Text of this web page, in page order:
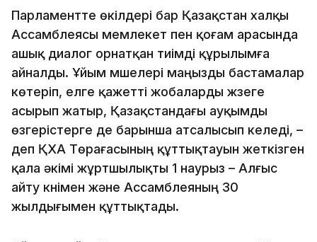
Парламентте өкілдері бар Қазақстан халқы
Ассамблеясы мемлекет пен қоғам арасында
ашық диалог орнатқан тиімді құрылымға
айналды. Ұйым мүшелері маңызды бастамалар
көтеріп, елге қажетті жобаларды жүзеге
асырып жатыр, Қазақстандағы ауқымды
өзгерістерге де барынша атсалысып келеді, –
деп ҚХА Төрағасының құттықтауын жеткізген
қала әкімі жұртшылықты 1 наурыз – Алғыс
айту күнімен және Ассамблеяның 30
жылдығымен құттықтады.